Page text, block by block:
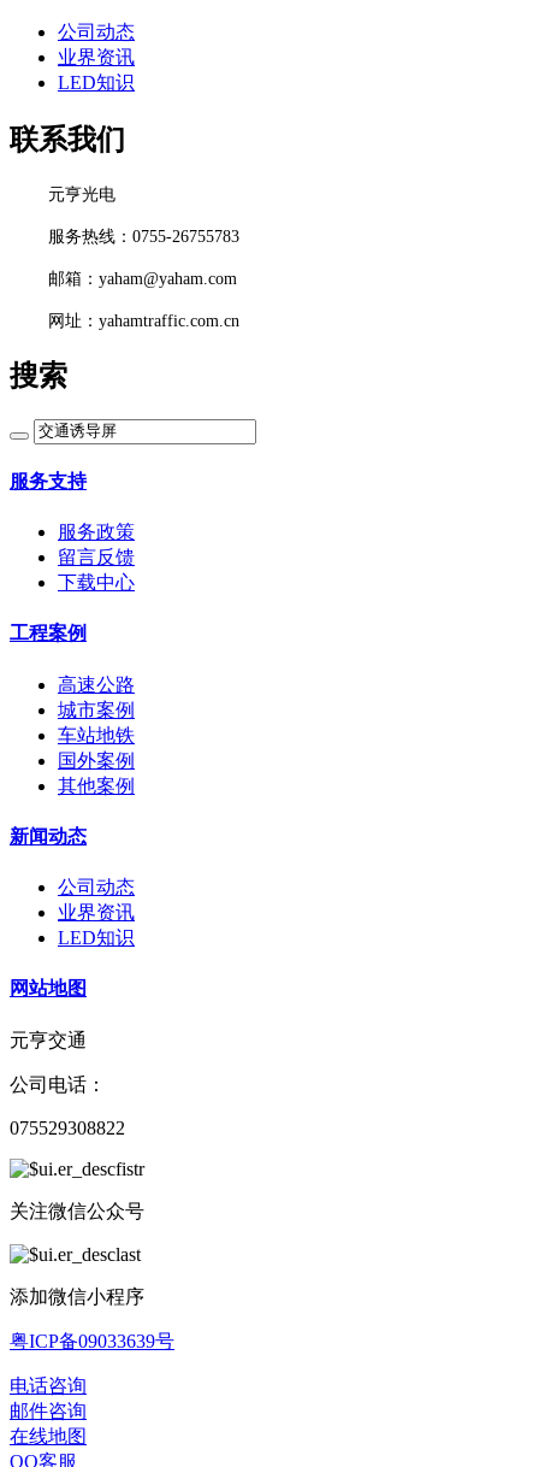
公司动态
业界资讯
LED知识
联系我们
元亨光电
服务热线：0755-26755783
邮箱：yaham@yaham.com
网址：yahamtraffic.com.cn
搜索
服务支持
服务政策
留言反馈
下载中心
工程案例
高速公路
城市案例
车站地铁
国外案例
其他案例
新闻动态
公司动态
业界资讯
LED知识
网站地图
元亨交通
公司电话：
075529308822
关注微信公众号
添加微信小程序
粤ICP备09033639号
电话咨询
邮件咨询
在线地图
QQ客服